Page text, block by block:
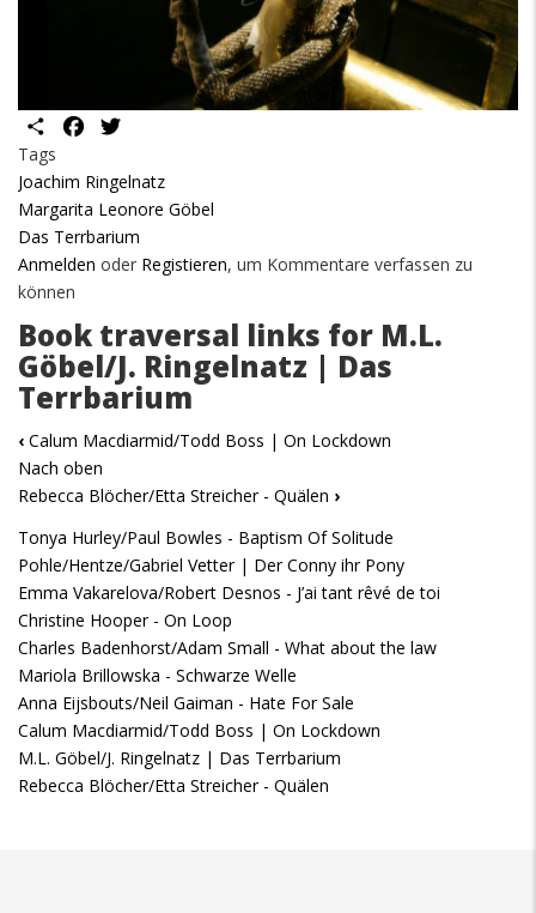
ShareFacebook
Tags
Joachim Ringelnatz
Margarita Leonore Göbel
Das Terrbarium
Anmelden oder Registieren, um Kommentare verfassen zu
können
Book traversal links for M.L.
Göbel/J. Ringelnatz | Das
Terrbarium
‹ Calum Macdiarmid/Todd Boss | On Lockdown
Nach oben
Rebecca Blöcher/Etta Streicher - Quälen ›
Tonya Hurley/Paul Bowles - Baptism Of Solitude
Pohle/Hentze/Gabriel Vetter | Der Conny ihr Pony
Emma Vakarelova/Robert Desnos - J’ai tant rêvé de toi
Christine Hooper - On Loop
Charles Badenhorst/Adam Small - What about the law
Mariola Brillowska - Schwarze Welle
Anna Eijsbouts/Neil Gaiman - Hate For Sale
Calum Macdiarmid/Todd Boss | On Lockdown
M.L. Göbel/J. Ringelnatz | Das Terrbarium
Rebecca Blöcher/Etta Streicher - Quälen